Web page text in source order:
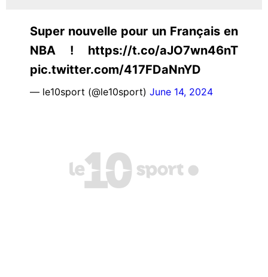
Super nouvelle pour un Français en
NBA ! https://t.co/aJO7wn46nT
pic.twitter.com/417FDaNnYD
— le10sport (@le10sport) June 14, 2024